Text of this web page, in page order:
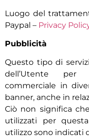
Luogo del
Paypal – Privacy
Pubblicità
Questo tipo di
dell’Utente per
commerciale in
banner, anche in
Ciò non significa
utilizzati per
utilizzo sono indicati